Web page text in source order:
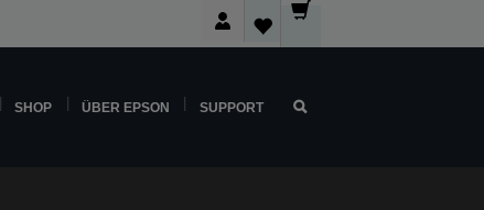
SHOP ÜBER EPSON SUPPORT